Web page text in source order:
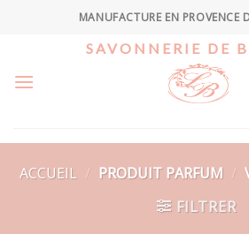
MANUFACTURE EN PROVENCE
SAVONNERIE DE
ACCUEIL / PRODUIT PARFUM /
FILTRER